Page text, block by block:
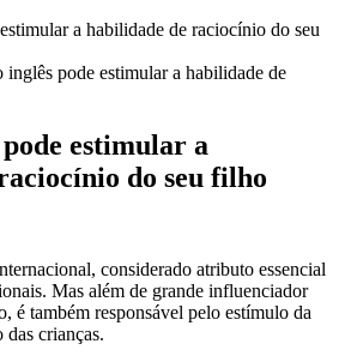
inglês pode estimular a habilidade de
estimular a
do seu filho
considerado atributo essencial
Mas além de grande influenciador
é também responsável pelo estímulo da
crianças.